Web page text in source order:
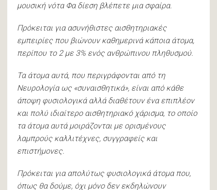
μουσική νότα Φα δίεση βλέπετε μια σφαίρα.
Πρόκειται για ασυνήθιστες αισθητηριακές
εμπειρίες που βιώνουν καθημερινά κάποια άτομα,
περίπου το 2 με 3% ενός ανθρώπινου πληθυσμού.
Τα άτομα αυτά, που περιγράφονται από τη
Νευρολογία ως «συναισθητικά», είναι από κάθε
άποψη φυσιολογικά αλλά διαθέτουν ένα επιπλέον
και πολύ ιδιαίτερο αισθητηριακό χάρισμα, το οποίο
τα άτομα αυτά μοιράζονται με ορισμένους
λαμπρούς καλλιτέχνες, συγγραφείς και
επιστήμονες.
Πρόκειται για απολύτως φυσιολογικά άτομα που,
όπως θα δούμε, όχι μόνο δεν εκδηλώνουν